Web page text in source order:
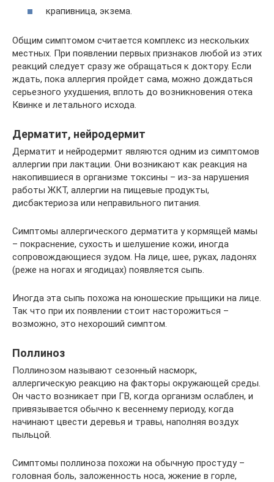
крапивница, экзема.
Общим симптомом считается комплекс из нескольких
местных. При появлении первых признаков любой из этих
реакций следует сразу же обращаться к доктору. Если
ждать, пока аллергия пройдет сама, можно дождаться
серьезного ухудшения, вплоть до возникновения отека
Квинке и летального исхода.
Дерматит, нейродермит
Дерматит и нейродермит являются одним из симптомов
аллергии при лактации. Они возникают как реакция на
накопившиеся в организме токсины – из-за нарушения
работы ЖКТ, аллергии на пищевые продукты,
дисбактериоза или неправильного питания.
Симптомы аллергического дерматита у кормящей мамы
– покраснение, сухость и шелушение кожи, иногда
сопровождающиеся зудом. На лице, шее, руках, ладонях
(реже на ногах и ягодицах) появляется сыпь.
Иногда эта сыпь похожа на юношеские прыщики на лице.
Так что при их появлении стоит насторожиться –
возможно, это нехороший симптом.
Поллиноз
Поллинозом называют сезонный насморк,
аллергическую реакцию на факторы окружающей среды.
Он часто возникает при ГВ, когда организм ослаблен, и
привязывается обычно к весеннему периоду, когда
начинают цвести деревья и травы, наполняя воздух
пыльцой.
Симптомы поллиноза похожи на обычную простуду –
головная боль, заложенность носа, жжение в горле,